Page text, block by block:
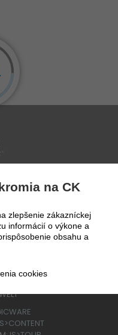
hod
888 na CK
zlepšenie zákazníckej
informácií o výkone a
obsahu a
cookies